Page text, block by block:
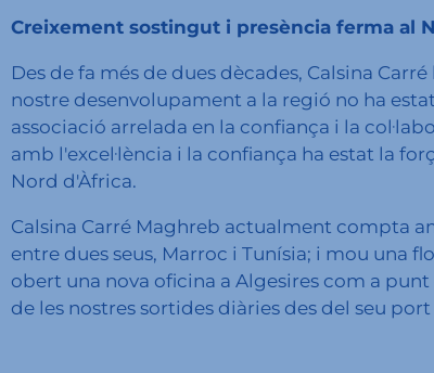
Creixement sostingut i presència ferma al
Des de fa més de dues dècades, Calsina
nostre desenvolupament a la regió no ha
associació arrelada en la confiança i la
amb l'excel·lència i la confiança ha estat la
Nord d'Àfrica.
Calsina Carré Maghreb actualment compta
entre dues seus, Marroc i Tunísia; i mou una
obert una nova oficina a Algesires com a
de les nostres sortides diàries des del seu